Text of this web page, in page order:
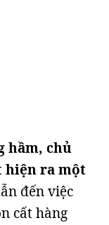
hầm, chủ
hiện ra một
đến việc
cất hàng